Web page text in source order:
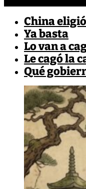
China
Ya basta
Lo van a
Le cagó la
Qué